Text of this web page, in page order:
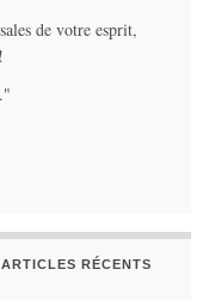
de votre esprit,
ARTICLES RÉCENTS